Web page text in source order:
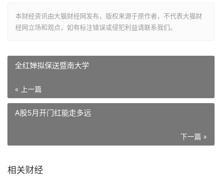
本财经资讯由大猫财经网发布，版权来源于原作者，不代表大猫财
经网立场和观点，如有标注错误或侵犯利益请联系我们。
全红婵拟保送暨南大学
« 上一篇
A股5月开门红能走多远
下一篇 »
相关财经